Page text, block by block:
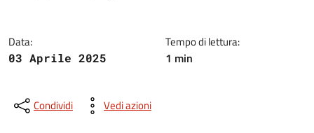
Data:
03 Aprile 2025
Tempo di lettura:
1 min
Condividi Vedi azioni